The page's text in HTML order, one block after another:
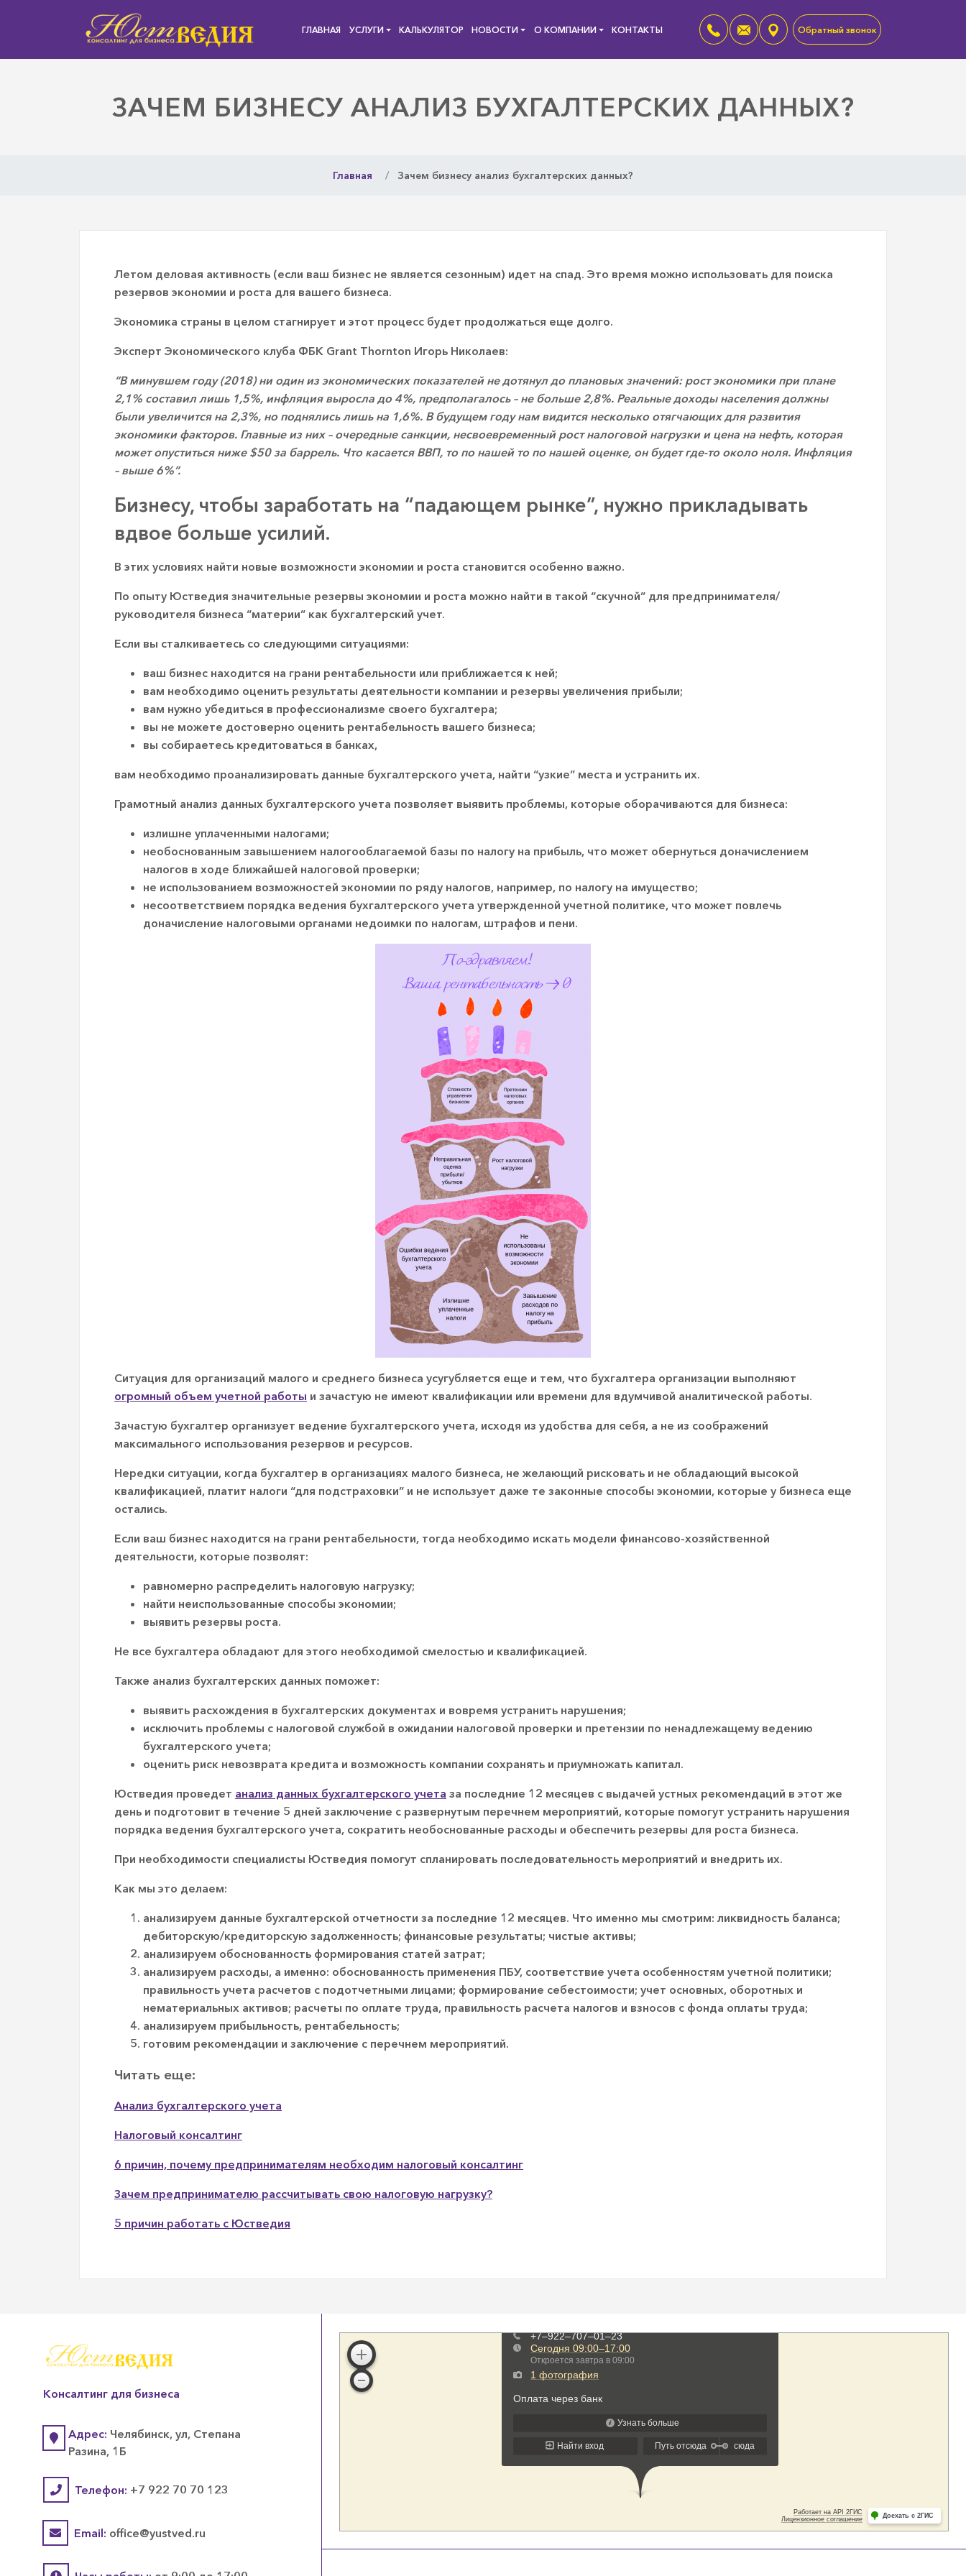
ГЛАВНАЯ УСЛУГИ КАЛЬКУЛЯТОР НОВОСТИ О КОМПАНИИ КОНТАКТЫ Обратный звонок
ЗАЧЕМ БИЗНЕСУ АНАЛИЗ БУХГАЛТЕРСКИХ ДАННЫХ?
Главная Зачем бизнесу анализ бухгалтерских данных?
Летом деловая активность (если ваш бизнес не является сезонным) идет на спад. Это время можно использовать для поиска
резервов экономии и роста для вашего бизнеса.
Экономика страны в целом стагнирует и этот процесс будет продолжаться еще долго.
Эксперт Экономического клуба ФБК Grant Thornton Игорь Николаев:
“В минувшем году (2018) ни один из экономических показателей не дотянул до плановых значений: рост экономики при плане
2,1% составил лишь 1,5%, инфляция выросла до 4%, предполагалось – не больше 2,8%. Реальные доходы населения должны
были увеличится на 2,3%, но поднялись лишь на 1,6%. В будущем году нам видится несколько отягчающих для развития
экономики факторов. Главные из них – очередные санкции, несвоевременный рост налоговой нагрузки и цена на нефть, которая
может опуститься ниже $50 за баррель. Что касается ВВП, то по нашей то по нашей оценке, он будет где-то около ноля. Инфляция
– выше 6%”.
Бизнесу, чтобы заработать на “падающем рынке”, нужно прикладывать
вдвое больше усилий.
В этих условиях найти новые возможности экономии и роста становится особенно важно.
По опыту Юстведия значительные резервы экономии и роста можно найти в такой “скучной” для предпринимателя/
руководителя бизнеса “материи” как бухгалтерский учет.
Если вы сталкиваетесь со следующими ситуациями:
ваш бизнес находится на грани рентабельности или приближается к ней;
вам необходимо оценить результаты деятельности компании и резервы увеличения прибыли;
вам нужно убедиться в профессионализме своего бухгалтера;
вы не можете достоверно оценить рентабельность вашего бизнеса;
вы собираетесь кредитоваться в банках,
вам необходимо проанализировать данные бухгалтерского учета, найти “узкие” места и устранить их.
Грамотный анализ данных бухгалтерского учета позволяет выявить проблемы, которые оборачиваются для бизнеса:
излишне уплаченными налогами;
необоснованным завышением налогооблагаемой базы по налогу на прибыль, что может обернуться доначислением
налогов в ходе ближайшей налоговой проверки;
не использованием возможностей экономии по ряду налогов, например, по налогу на имущество;
несоответствием порядка ведения бухгалтерского учета утвержденной учетной политике, что может повлечь
доначисление налоговыми органами недоимки по налогам, штрафов и пени.
Ситуация для организаций малого и среднего бизнеса усугубляется еще и тем, что бухгалтера организации выполняют
огромный объем учетной работы и зачастую не имеют квалификации или времени для вдумчивой аналитической работы.
Зачастую бухгалтер организует ведение бухгалтерского учета, исходя из удобства для себя, а не из соображений
максимального использования резервов и ресурсов.
Нередки ситуации, когда бухгалтер в организациях малого бизнеса, не желающий рисковать и не обладающий высокой
квалификацией, платит налоги “для подстраховки” и не использует даже те законные способы экономии, которые у бизнеса еще
остались.
Если ваш бизнес находится на грани рентабельности, тогда необходимо искать модели финансово-хозяйственной
деятельности, которые позволят:
равномерно распределить налоговую нагрузку;
найти неиспользованные способы экономии;
выявить резервы роста.
Не все бухгалтера обладают для этого необходимой смелостью и квалификацией.
Также анализ бухгалтерских данных поможет:
выявить расхождения в бухгалтерских документах и вовремя устранить нарушения;
исключить проблемы с налоговой службой в ожидании налоговой проверки и претензии по ненадлежащему ведению
бухгалтерского учета;
оценить риск невозврата кредита и возможность компании сохранять и приумножать капитал.
Юстведия проведет анализ данных бухгалтерского учета за последние 12 месяцев с выдачей устных рекомендаций в этот же
день и подготовит в течение 5 дней заключение с развернутым перечнем мероприятий, которые помогут устранить нарушения
порядка ведения бухгалтерского учета, сократить необоснованные расходы и обеспечить резервы для роста бизнеса.
При необходимости специалисты Юстведия помогут спланировать последовательность мероприятий и внедрить их.
Как мы это делаем:
анализируем данные бухгалтерской отчетности за последние 12 месяцев. Что именно мы смотрим: ликвидность баланса;
дебиторскую/кредиторскую задолженность; финансовые результаты; чистые активы;
анализируем обоснованность формирования статей затрат;
анализируем расходы, а именно: обоснованность применения ПБУ, соответствие учета особенностям учетной политики;
правильность учета расчетов с подотчетными лицами; формирование себестоимости; учет основных, оборотных и
нематериальных активов; расчеты по оплате труда, правильность расчета налогов и взносов с фонда оплаты труда;
анализируем прибыльность, рентабельность;
готовим рекомендации и заключение с перечнем мероприятий.
Читать еще:
Анализ бухгалтерского учета
Налоговый консалтинг
6 причин, почему предпринимателям необходим налоговый консалтинг
Зачем предпринимателю рассчитывать свою налоговую нагрузку?
5 причин работать с Юстведия
Консалтинг для бизнеса
Адрес: Челябинск, ул, Степана
Разина, 1Б
Телефон: +7 922 70 70 123
Email: office@yustved.ru